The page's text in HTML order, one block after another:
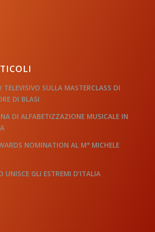
TELEVISIVO SULLA MASTERCLASS DI
DI BLASI
DI ALFABETIZZAZIONE MUSICALE IN
NOMINATION AL M° MICHELE
UNISCE GLI ESTREMI D’ITALIA